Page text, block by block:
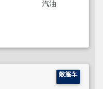
汽油
敞篷车